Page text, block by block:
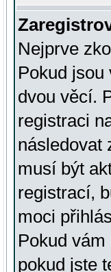
Nejprve
Pokud jsou
dvou věcí.
registraci
následovat
musí být
registrací,
moci
Pokud
pokud jste